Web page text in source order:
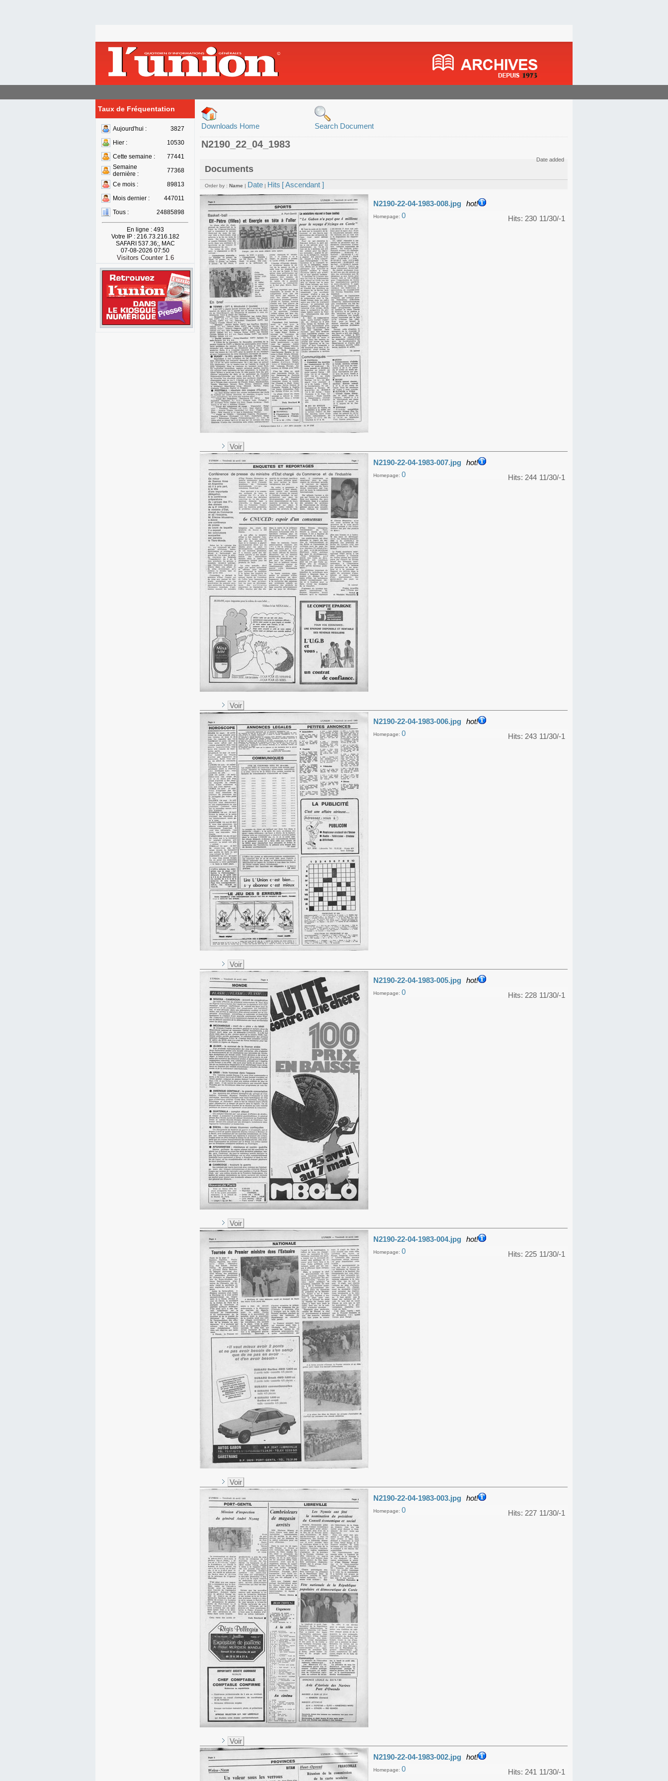
Taux de Fréquentation
Aujourd'hui :
3827
Hier :
10530
Cette semaine :
77441
Semaine
dernière :
77368
Ce mois :
89813
Mois dernier :
447011
Tous :
24885898
En ligne : 493
Votre IP : 216.73.216.182
SAFARI 537.36;, MAC
07-08-2026 07:50
Visitors Counter 1.6
Downloads Home Search Document
N2190_22_04_1983
Documents
Date added
Order by : Name | Date | Hits [ Ascendant ]
N2190-22-04-1983-008.jpg hot!
11/30/-1
Hits: 230
Homepage: 0
Voir
N2190-22-04-1983-007.jpg hot!
11/30/-1
Hits: 244
Homepage: 0
Voir
N2190-22-04-1983-006.jpg hot!
11/30/-1
Hits: 243
Homepage: 0
Voir
N2190-22-04-1983-005.jpg hot!
11/30/-1
Hits: 228
Homepage: 0
Voir
N2190-22-04-1983-004.jpg hot!
11/30/-1
Hits: 225
Homepage: 0
Voir
N2190-22-04-1983-003.jpg hot!
11/30/-1
Hits: 227
Homepage: 0
Voir
N2190-22-04-1983-002.jpg hot!
11/30/-1
Hits: 241
Homepage: 0